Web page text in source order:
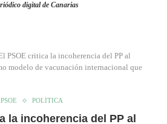
digital de Canarias
PSOE critica la incoherencia del PP al
modelo de vacunación internacional que
PSOE POLÍTICA
la incoherencia del PP al